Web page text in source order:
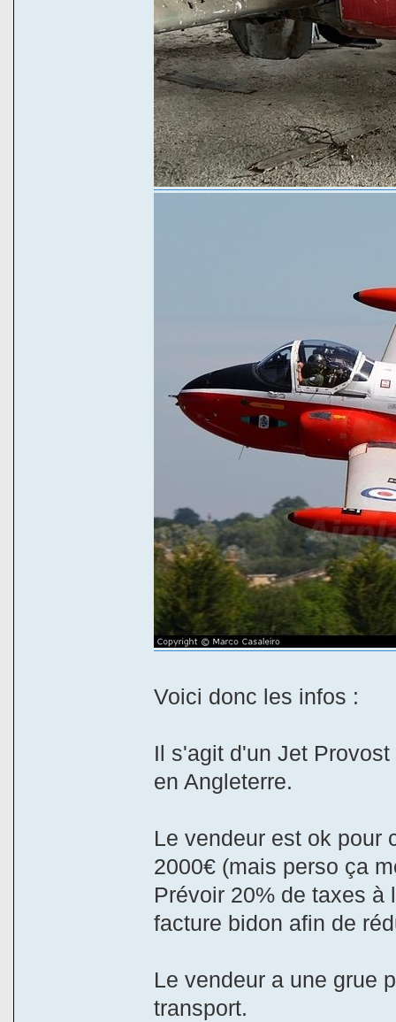
Voici donc les infos :
Il s'agit d'un Jet
en Angleterre.
Le vendeur est ok pour
2000€ (mais perso ça
Prévoir 20% de taxes à
facture bidon afin de
Le vendeur a une grue
transport.